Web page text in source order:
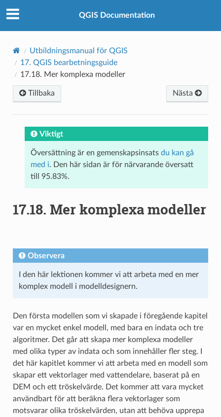
QGIS Documentation
Utbildningsmanual för QGIS
17. QGIS bearbetningsguide
17.18. Mer komplexa modeller
Tillbaka Nästa
Viktigt
Översättning är en gemenskapsinsats du kan gå
med i. Den här sidan är för närvarande översatt
till 95.83%.
17.18. Mer komplexa modeller
Observera
I den här lektionen kommer vi att arbeta med en mer
komplex modell i modelldesignern.
Den första modellen som vi skapade i föregående kapitel
var en mycket enkel modell, med bara en indata och tre
algoritmer. Det går att skapa mer komplexa modeller
med olika typer av indata och som innehåller fler steg. I
det här kapitlet kommer vi att arbeta med en modell som
skapar ett vektorlager med vattendelare, baserat på en
DEM och ett tröskelvärde. Det kommer att vara mycket
användbart för att beräkna flera vektorlager som
motsvarar olika tröskelvärden, utan att behöva upprepa